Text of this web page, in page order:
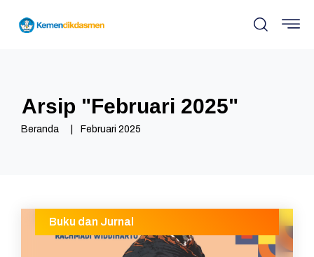
Arsip "Februari 2025"
Beranda Februari 2025
Buku dan Jurnal